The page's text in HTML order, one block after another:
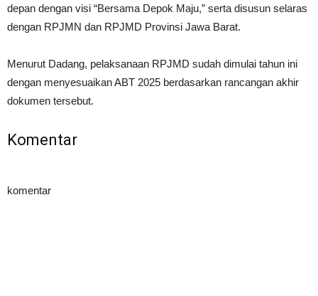
depan dengan visi “Bersama Depok Maju,” serta disusun selaras
dengan RPJMN dan RPJMD Provinsi Jawa Barat.
Menurut Dadang, pelaksanaan RPJMD sudah dimulai tahun ini
dengan menyesuaikan ABT 2025 berdasarkan rancangan akhir
dokumen tersebut.
Komentar
komentar